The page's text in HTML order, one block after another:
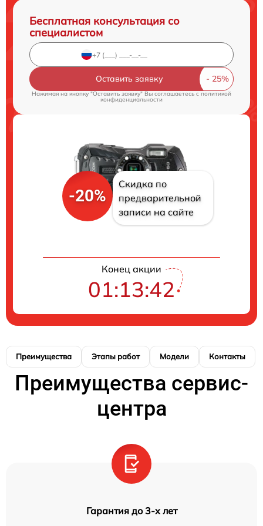
Бесплатная консультация со
специалистом
Оставить заявку
Нажимая на кнопку "Оставить заявку" Вы соглашаетесь c политикой
конфиденциальности
-20%
Скидка по
предварительной
записи на сайте
Конец акции
01:13:41
Преимущества Этапы работ Модели Контакты
Преимущества сервис-
центра
Гарантия до 3-х лет